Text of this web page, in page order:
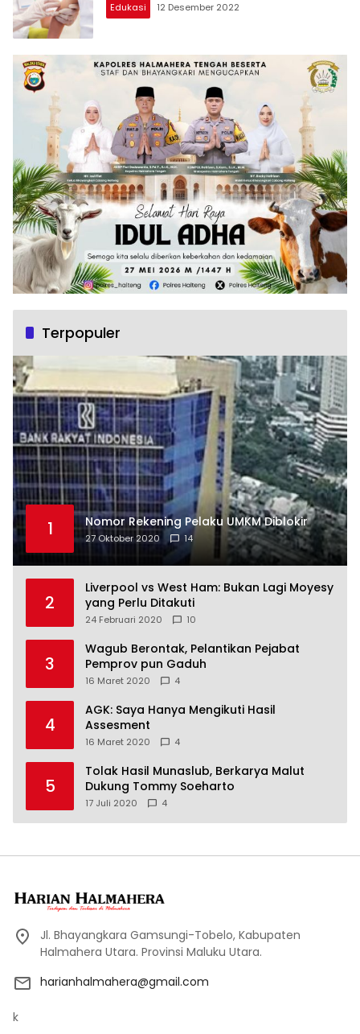
Edukasi 12 Desember 2022
Terpopuler
1 Nomor Rekening Pelaku UMKM Diblokir
27 Oktober 2020 14
2
Liverpool vs West Ham: Bukan Lagi Moyesy
yang Perlu Ditakuti
24 Februari 2020 10
3
Wagub Berontak, Pelantikan Pejabat
Pemprov pun Gaduh
16 Maret 2020 4
4
AGK: Saya Hanya Mengikuti Hasil
Assesment
16 Maret 2020 4
5
Tolak Hasil Munaslub, Berkarya Malut
Dukung Tommy Soeharto
17 Juli 2020 4
Jl. Bhayangkara Gamsungi-Tobelo, Kabupaten
Halmahera Utara. Provinsi Maluku Utara.
harianhalmahera@gmail.com
k